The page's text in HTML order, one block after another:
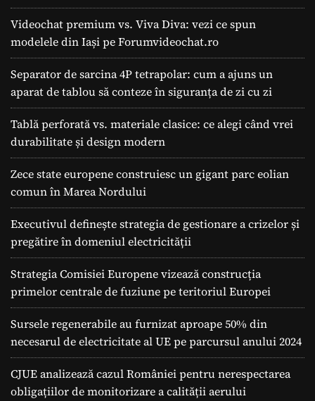
Videochat premium vs. Viva Diva: vezi ce spun
modelele din Iași pe Forumvideochat.ro
Separator de sarcina 4P tetrapolar: cum a ajuns un
aparat de tablou să conteze în siguranța de zi cu zi
Tablă perforată vs. materiale clasice: ce alegi când vrei
durabilitate și design modern
Zece state europene construiesc un gigant parc eolian
comun în Marea Nordului
Executivul definește strategia de gestionare a crizelor și
pregătire în domeniul electricității
Strategia Comisiei Europene vizează construcția
primelor centrale de fuziune pe teritoriul Europei
Sursele regenerabile au furnizat aproape 50% din
necesarul de electricitate al UE pe parcursul anului 2024
CJUE analizează cazul României pentru nerespectarea
obligațiilor de monitorizare a calității aerului